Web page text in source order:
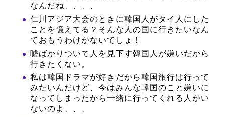
なんだね、、、、
仁川アジア大会のときに韓国人がタイ人にした
ことを憶えてる？そんな人の国に行きたいなん
ておもうわけがないでしょ！
嘘ばかりついて人を見下す韓国人が嫌いだから
行きたくない。
私は韓国ドラマが好きだから韓国旅行は行って
みたいんだけど、今はみんな韓国のこと嫌いに
なってしまったから一緒に行ってくれる人がい
ないのよ、、、